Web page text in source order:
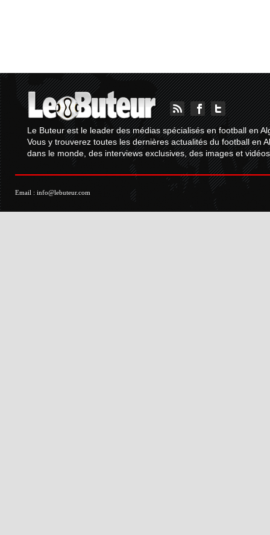
Le Buteur est le leader des médias spécialisés en football en
Vous y trouverez toutes les dernières actualités du football en
dans le monde, des interviews exclusives, des images et
Email : info@lebuteur.com